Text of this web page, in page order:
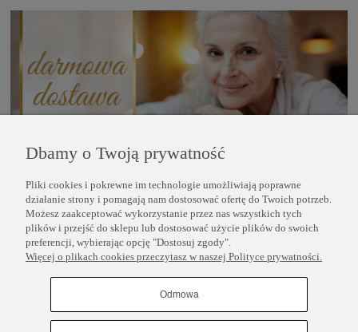
POMOC
INFORMACJE
Dbamy o Twoją prywatność
Pliki cookies i pokrewne im technologie umożliwiają poprawne
działanie strony i pomagają nam dostosować ofertę do Twoich potrzeb.
Możesz zaakceptować wykorzystanie przez nas wszystkich tych
plików i przejść do sklepu lub dostosować użycie plików do swoich
preferencji, wybierając opcję "Dostosuj zgody".
Więcej o plikach cookies przeczytasz w naszej Polityce prywatności.
Odmowa